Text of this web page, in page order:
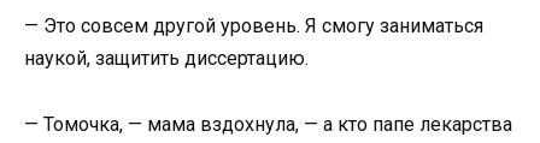
— Это совсем другой уровень. Я смогу заниматься
наукой, защитить диссертацию.
— Томочка, — мама вздохнула, — а кто папе лекарства